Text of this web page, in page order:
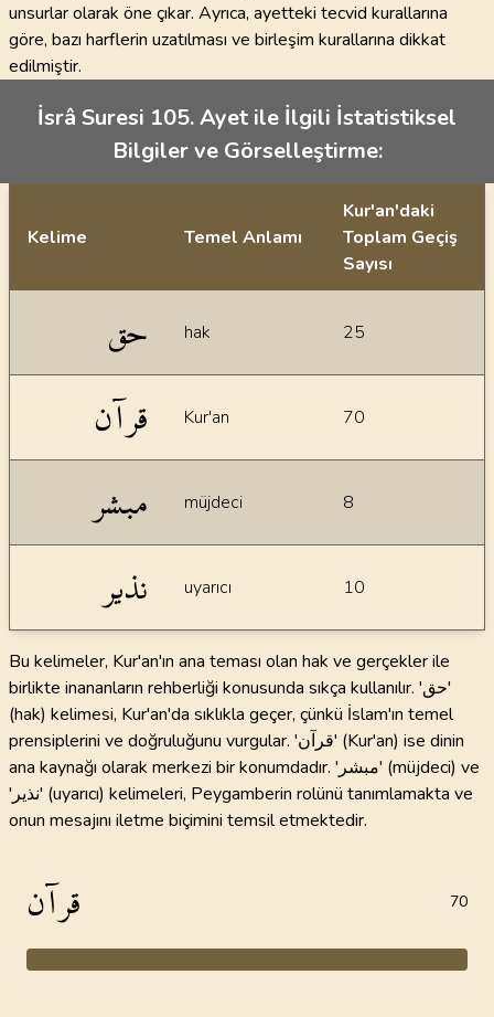
unsurlar olarak öne çıkar. Ayrıca, ayetteki tecvid kurallarına
göre, bazı harflerin uzatılması ve birleşim kurallarına dikkat
edilmiştir.
İsrâ Suresi 105. Ayet ile İlgili İstatistiksel
Bilgiler ve Görselleştirme:
Kelime Temel Anlamı
Kur'an'daki
Toplam Geçiş
Sayısı
حق hak 25
قرآن Kur'an 70
مبشر müjdeci 8
نذير uyarıcı 10
Bu kelimeler, Kur'an'ın ana teması olan hak ve gerçekler ile
birlikte inananların rehberliği konusunda sıkça kullanılır. 'حق'
(hak) kelimesi, Kur'an'da sıklıkla geçer, çünkü İslam'ın temel
prensiplerini ve doğruluğunu vurgular. 'قرآن' (Kur'an) ise dinin
ana kaynağı olarak merkezi bir konumdadır. 'مبشر' (müjdeci) ve
'نذير' (uyarıcı) kelimeleri, Peygamberin rolünü tanımlamakta ve
onun mesajını iletme biçimini temsil etmektedir.
قرآن 70